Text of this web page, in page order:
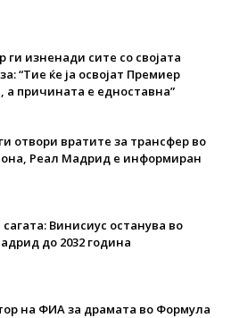
ги изненади сите со својата
“Тие ќе ја освојат Премиер
а причината е едноставна”
отвори вратите за трансфер во
Реал Мадрид е информиран
сагата: Винисиус останува во
до 2032 година
на ФИА за драмата во Формула